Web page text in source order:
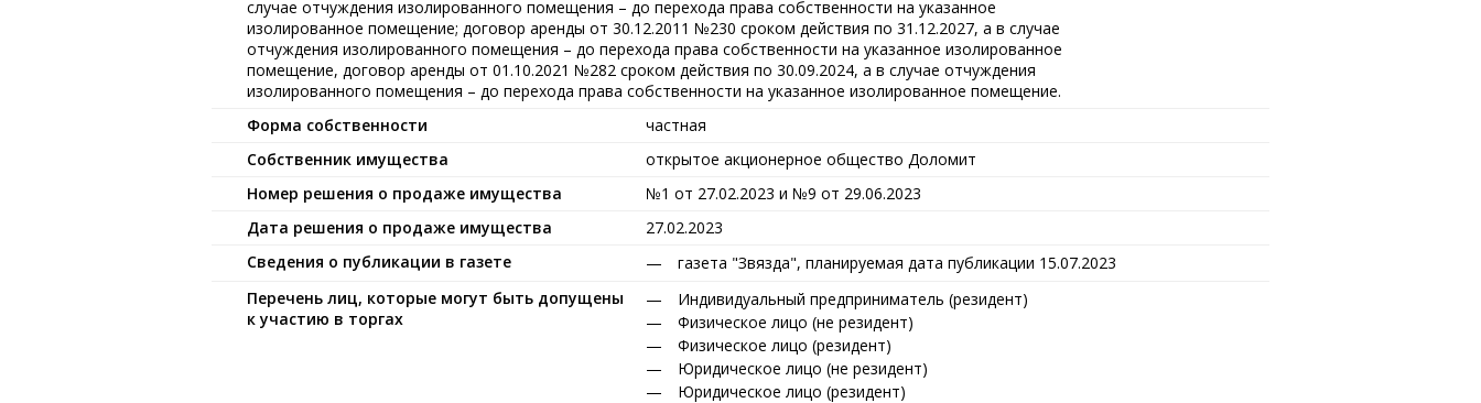
случае отчуждения изолированного помещения – до перехода права собственности на указанное
изолированное помещение; договор аренды от 30.12.2011 №230 сроком действия по 31.12.2027, а в случае
отчуждения изолированного помещения – до перехода права собственности на указанное изолированное
помещение, договор аренды от 01.10.2021 №282 сроком действия по 30.09.2024, а в случае отчуждения
изолированного помещения – до перехода права собственности на указанное изолированное помещение.
Форма собственности
частная
Собственник имущества
открытое акционерное общество Доломит
Номер решения о продаже имущества
№1 от 27.02.2023 и №9 от 29.06.2023
Дата решения о продаже имущества
27.02.2023
Сведения о публикации в газете
газета "Звязда", планируемая дата публикации 15.07.2023
Перечень лиц, которые могут быть допущены
к участию в торгах
Индивидуальный предприниматель (резидент)
Физическое лицо (не резидент)
Физическое лицо (резидент)
Юридическое лицо (не резидент)
Юридическое лицо (резидент)